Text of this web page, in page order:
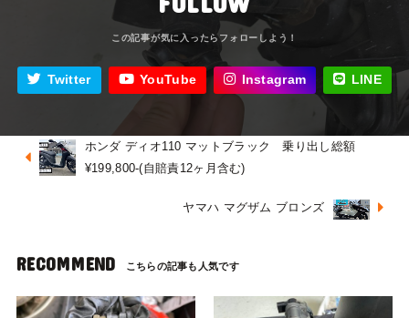
Twitter YouTube Instagram LINE
ホンダ ディオ110 マットブラック 乗り出し総額
¥199,800-(自賠責12ヶ月含む)
ヤマハ マグザム ブロンズ
RECOMMEND